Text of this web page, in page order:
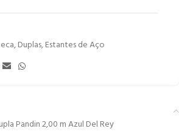
,Duplas,Estantes de Aço
Pandin 2,00 m Azul Del Rey